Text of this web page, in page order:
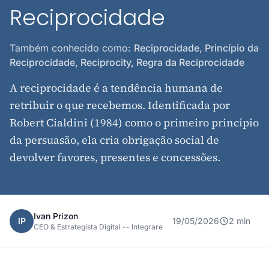
Reciprocidade
Também conhecido como: Reciprocidade, Princípio da
Reciprocidade, Reciprocity, Regra da Reciprocidade
A reciprocidade é a tendência humana de
retribuir o que recebemos. Identificada por
Robert Cialdini (1984) como o primeiro princípio
da persuasão, ela cria obrigação social de
devolver favores, presentes e concessões.
IP Ivan Prizon
CEO & Estrategista Digital -- Integrare
19/05/2026 2 min